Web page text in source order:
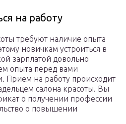
на работу
требуют наличие опыта
новичкам устроиться в
зарплатой довольно
опыта перед вами
Прием на работу происходит
салона красоты. Вы
о получении профессии
о повышении